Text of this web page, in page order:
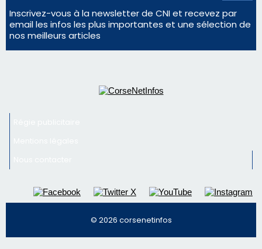
Régie publicitaire
Mentions légales
Nous contacter